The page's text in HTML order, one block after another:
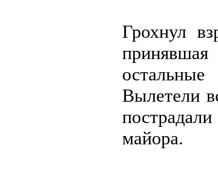
Грохнул
Вылетели
майора.